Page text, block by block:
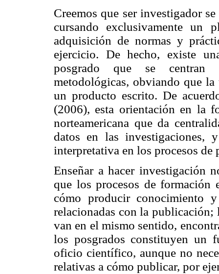
Creemos que ser investigador
cursando exclusivamente un
adquisición de normas y
ejercicio. De hecho, existe
posgrado que se centran
metodológicas, obviando que
un producto escrito. De
(2006), esta orientación en la
norteamericana que da
datos en las investigaciones,
interpretativa en los procesos
Enseñar a hacer investigación
que los procesos de formación
cómo producir conocimiento
relacionadas con la publicación;
van en el mismo sentido,
los posgrados constituyen un
oficio científico, aunque no
relativas a cómo publicar, por